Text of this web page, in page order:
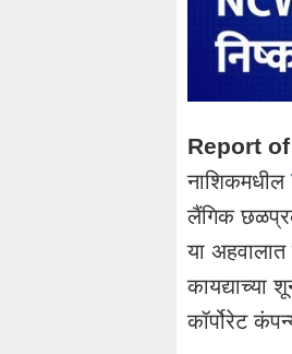
Report
नाशिकमधील
लैंगिक
या
कॉर्पोरेट